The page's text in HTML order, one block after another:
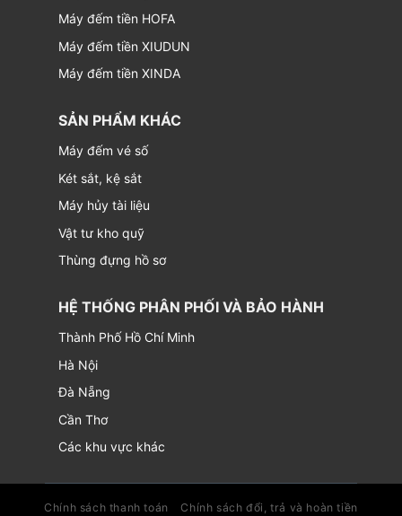
Máy đếm tiền HOFA
Máy đếm tiền XIUDUN
Máy đếm tiền XINDA
SẢN PHẨM KHÁC
Máy đếm vé số
Két sắt, kệ sắt
Máy hủy tài liệu
Vật tư kho quỹ
Thùng đựng hồ sơ
HỆ THỐNG PHÂN PHỐI VÀ BẢO HÀNH
Thành Phố Hồ Chí Minh
Hà Nội
Đà Nẵng
Cần Thơ
Các khu vực khác
Chính sách thanh toán Chính sách đổi, trả và hoàn tiền